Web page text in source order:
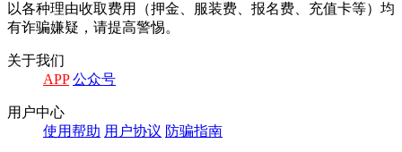
以各种理由收取费⽤（押⾦、服装费、报名费、充值卡等）均
有诈骗嫌疑，请提⾼警惕。
关于我们
APP 公众号
⽤户中⼼
使⽤帮助 ⽤户协议 防骗指南